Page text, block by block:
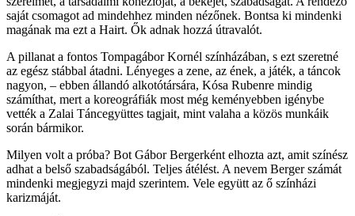
saját csomagot ad mindehhez minden nézőnek. Bontsa ki mindenki
magának ma ezt a Hairt. Ők adnak hozzá útravalót.
A pillanat a fontos Tompagábor Kornél színházában, s ezt szeretné
az egész stábbal átadni. Lényeges a zene, az ének, a játék, a táncok
nagyon, – ebben állandó alkotótársára, Kósa Rubenre mindig
számíthat, mert a koreográfiák most még keményebben igénybe
vették a Zalai Táncegyüttes tagjait, mint valaha a közös munkáik
során bármikor.
Milyen volt a próba? Bot Gábor Bergerként elhozta azt, amit színész
adhat a belső szabadságából. Teljes átélést. A nevem Berger számát
mindenki megjegyzi majd szerintem. Vele együtt az ő színházi
karizmáját.